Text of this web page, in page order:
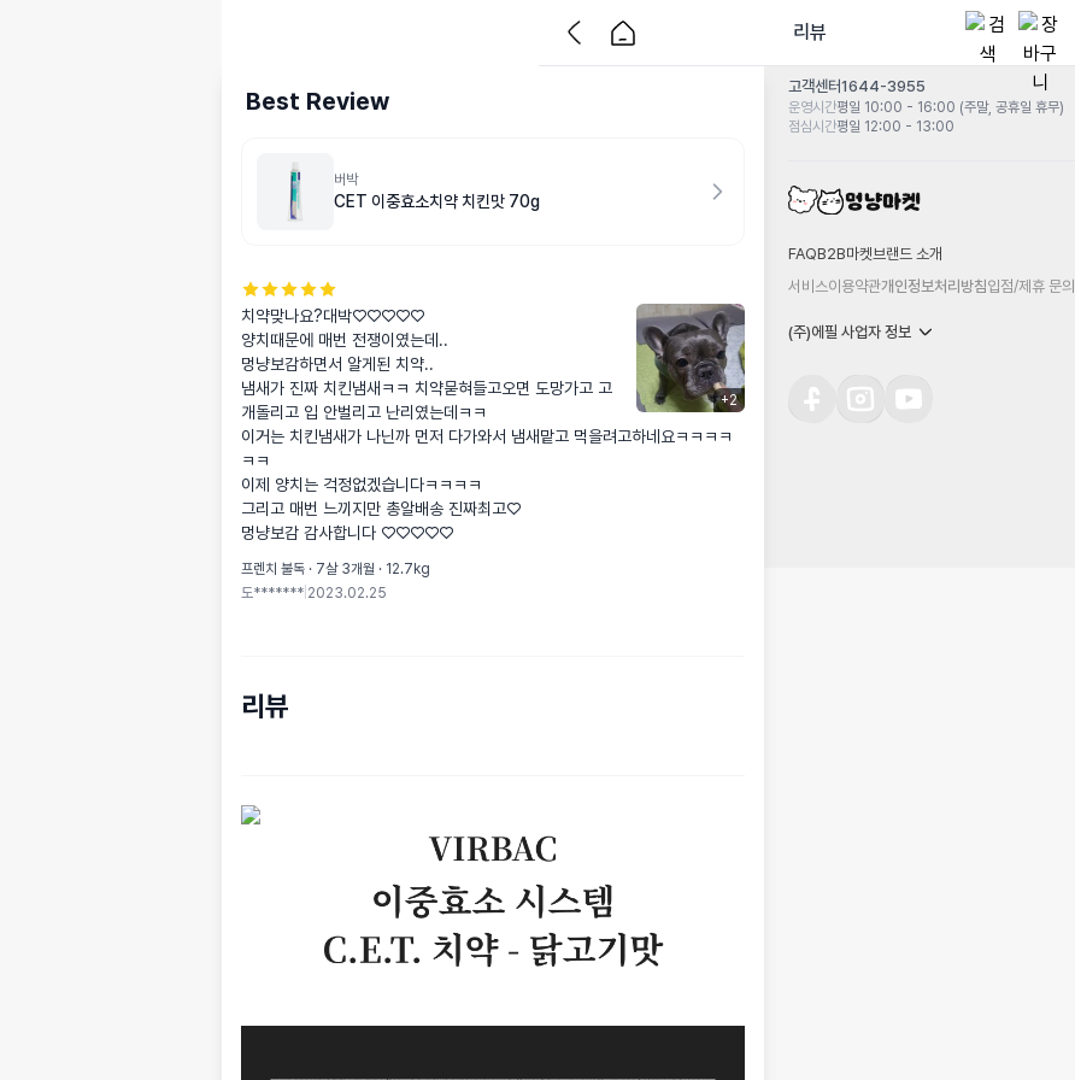
리뷰
Best Review
버박
CET 이중효소치약 치킨맛 70g
+2
치약맞나요?대박♡♡♡♡♡
양치때문에 매번 전쟁이였는데..
멍냥보감하면서 알게된 치약..
냄새가 진짜 치킨냄새ㅋㅋ 치약묻혀들고오면 도망가고 고
개돌리고 입 안벌리고 난리였는데ㅋㅋ
이거는 치킨냄새가 나닌까 먼저 다가와서 냄새맡고 먹을려고하네요ㅋㅋㅋㅋ
ㅋㅋ
이제 양치는 걱정없겠습니다ㅋㅋㅋㅋ
그리고 매번 느끼지만 총알배송 진짜최고♡
멍냥보감 감사합니다 ♡♡♡♡♡
프렌치 불독 · 7살 3개월 · 12.7kg
도******* 2023.02.25
리뷰
고객센터1644-3955
운영시간평일 10:00 - 16:00 (주말, 공휴일 휴무)
점심시간평일 12:00 - 13:00
FAQB2B마켓 브랜드 소개
서비스이용약관개인정보처리방침입점/제휴 문의
(주)에필 사업자 정보